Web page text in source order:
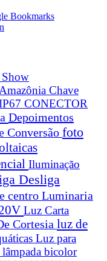
Chave
CONECTOR
Depoimentos
Conversão foto
Iluminação
Desliga
centro Luminaria
Luz Carta
Cortesia luz de
Luz para
lâmpada bicolor